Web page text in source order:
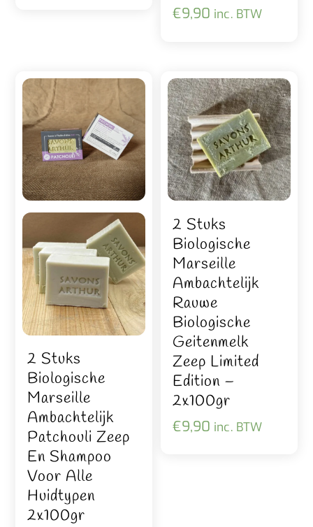
€9,90 inc. BTW
2 Stuks
Biologische
Marseille
Ambachtelijk
Patchouli Zeep
En Shampoo
Voor Alle
Huidtypen
2x100gr
2 Stuks
Biologische
Marseille
Ambachtelijk
Rauwe
Biologische
Geitenmelk
Zeep Limited
Edition –
2x100gr
€9,90 inc. BTW